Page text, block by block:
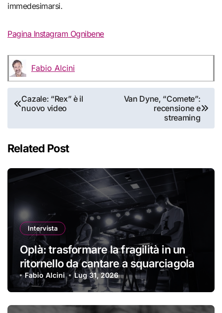
immedesimarsi.
Pagina Instagram Ognibene
Fabio Alcini
Navigazione
articoli
Cazale: “Rex” è il
nuovo video
Van Dyne, “Comete”:
recensione e
streaming
Related Post
Intervista
Oplà: trasformare la fragilità in un
ritornello da cantare a squarciagola
Fabio Alcini Lug 31, 2026